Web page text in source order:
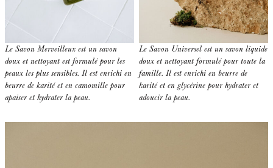
Le Savon Merveilleux est un savon
doux et nettoyant est formulé pour les
peaux les plus sensibles. Il est enrichi en
beurre de karité et en camomille pour
apaiser et hydrater la peau.
Le Savon Universel est un savon liquide
doux et nettoyant formulé pour toute la
famille. Il est enrichi en beurre de
karité et en glycérine pour hydrater et
adoucir la peau.